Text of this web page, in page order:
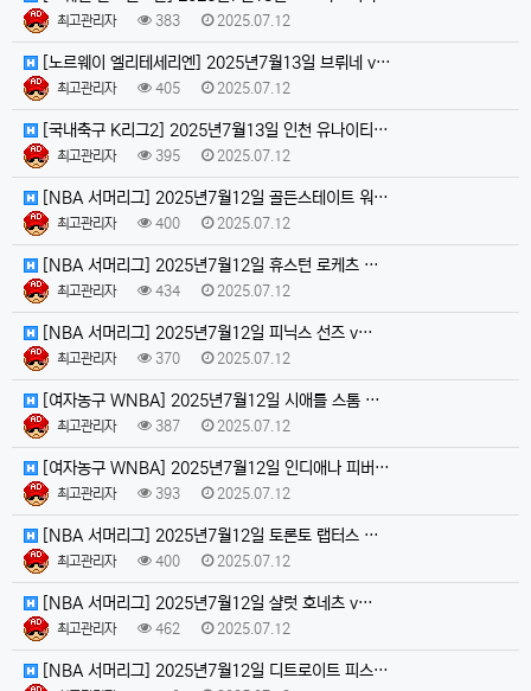
최고관리자 383 2025.07.12
[노르웨이 엘리테세리엔] 2025년7월13일 브뤼네 v…
최고관리자 405 2025.07.12
[국내축구 K리그2] 2025년7월13일 인천 유나이티…
최고관리자 395 2025.07.12
[NBA 서머리그] 2025년7월12일 골든스테이트 워…
최고관리자 400 2025.07.12
[NBA 서머리그] 2025년7월12일 휴스턴 로케츠 …
최고관리자 434 2025.07.12
[NBA 서머리그] 2025년7월12일 피닉스 선즈 v…
최고관리자 370 2025.07.12
[여자농구 WNBA] 2025년7월12일 시애틀 스톰 …
최고관리자 387 2025.07.12
[여자농구 WNBA] 2025년7월12일 인디애나 피버…
최고관리자 393 2025.07.12
[NBA 서머리그] 2025년7월12일 토론토 랩터스 …
최고관리자 400 2025.07.12
[NBA 서머리그] 2025년7월12일 샬럿 호네츠 v…
최고관리자 462 2025.07.12
[NBA 서머리그] 2025년7월12일 디트로이트 피스…